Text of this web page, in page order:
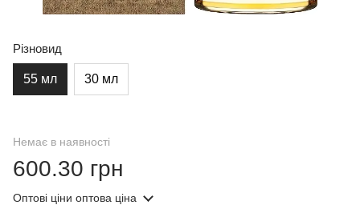
Різновид
55 мл 30 мл
Немає в наявності
600.30 грн
Оптові ціни оптова ціна